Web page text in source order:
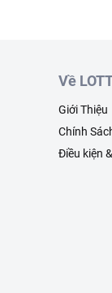
Về
Giới Thiệu
Chính
Điều kiện